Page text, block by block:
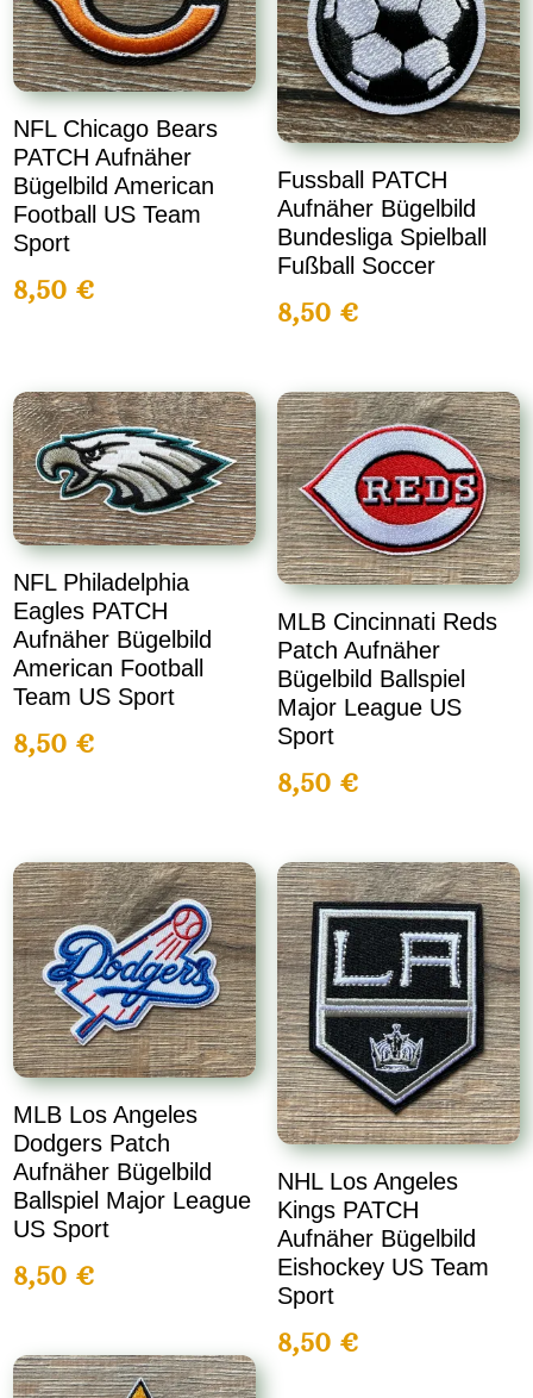
NFL Chicago Bears
PATCH Aufnäher
Bügelbild American
Football US Team
Sport
8,50 €
Fussball PATCH
Aufnäher Bügelbild
Bundesliga Spielball
Fußball Soccer
8,50 €
NFL Philadelphia
Eagles PATCH
Aufnäher Bügelbild
American Football
Team US Sport
8,50 €
MLB Cincinnati Reds
Patch Aufnäher
Bügelbild Ballspiel
Major League US
Sport
8,50 €
MLB Los Angeles
Dodgers Patch
Aufnäher Bügelbild
Ballspiel Major League
US Sport
8,50 €
NHL Los Angeles
Kings PATCH
Aufnäher Bügelbild
Eishockey US Team
Sport
8,50 €